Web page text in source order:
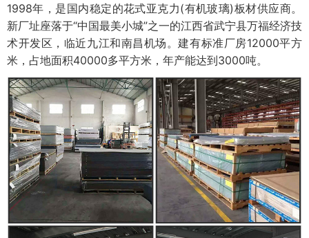
1998年，是国内稳定的花式亚克力(有机玻璃)板材供应商。
新厂址座落于“中国最美小城”之一的江西省武宁县万福经济技
术开发区，临近九江和南昌机场。建有标准厂房12000平方
米，占地面积40000多平方米，年产能达到3000吨。